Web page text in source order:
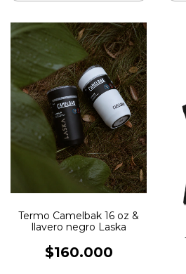
Termo Camelbak 16 oz &
llavero negro Laska
$160.000